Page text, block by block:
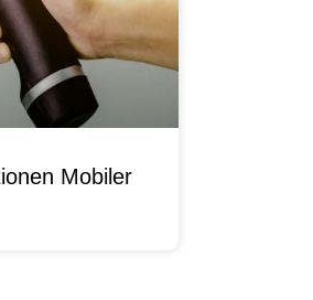
Mobiler